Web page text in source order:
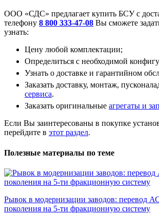
ООО «СДС» предлагает купить БСУ с
телефону 8 800 333-47-08 Вы сможете
узнать:
Цену любой комплектации;
Определиться с необходимой
Узнать о доставке и гарантийном
Заказать доставку, монтаж,
сервиса.
Заказать оригинальные агрегаты и
Если Вы заинтересованы в покупке
перейдите в этот раздел.
Полезные материалы по теме
Рывок в модернизации заводов: перевод
поколения на 5-ти фракционную систему